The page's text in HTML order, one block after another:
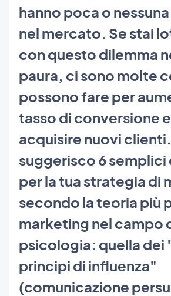
hanno poca o
nel mercato. Se stai
con questo dilemma
paura, ci sono molte
possono fare per
tasso di conversione
acquisire nuovi
suggerisco 6 semplici
per la tua strategia di
secondo la teoria più
marketing nel campo
psicologia: quella dei
principi di influenza"
(comunicazione